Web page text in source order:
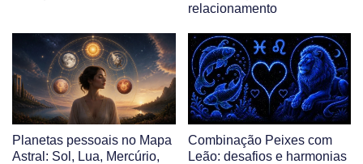
relacionamento
Planetas pessoais no Mapa
Astral: Sol, Lua, Mercúrio,
Combinação Peixes com
Leão: desafios e harmonias